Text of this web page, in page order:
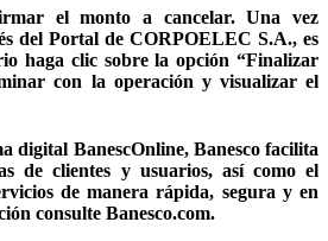
el monto a cancelar. Una vez
del Portal de CORPOELEC S.A., es
haga clic sobre la opción “Finalizar
con la operación y visualizar el
digital BanescOnline, Banesco facilita
de clientes y usuarios, así como el
de manera rápida, segura y en
consulte Banesco.com.